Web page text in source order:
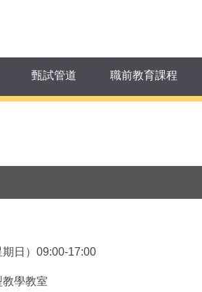
甄試管道 職前教育課程
日）09:00-17:00
學教室